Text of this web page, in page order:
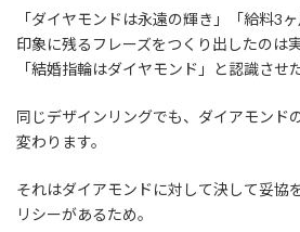
「ダイヤモンドは永遠の輝き」「給料3
印象に残るフレーズをつくり出したのは
「結婚指輪はダイヤモンド」と認識させ
同じデザインリングでも、ダイアモンド
変わります。
それはダイアモンドに対して決して妥協
リシーがあるため。